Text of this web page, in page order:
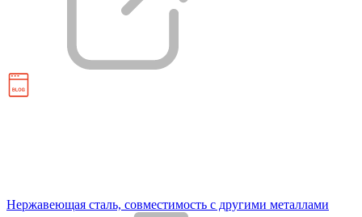
Нержавеющая сталь, совместимость с другими металлами